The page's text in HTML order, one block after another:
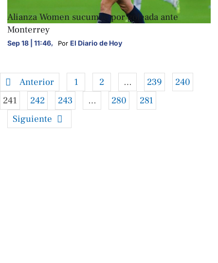
Alianza Women sucumbe por goleada ante
Monterrey
Sep 18 | 11:46, Por El Diario de Hoy
Anterior 1 2 … 239
240
241
242 243 … 280
281
Siguiente